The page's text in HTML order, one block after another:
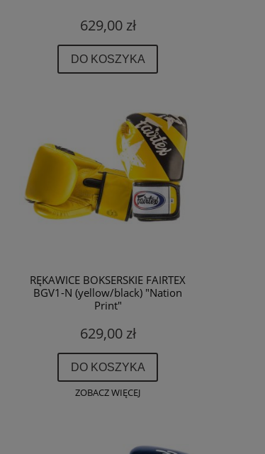
629,00 zł
DO KOSZYKA
RĘKAWICE BOKSERSKIE FAIRTEX
BGV1-N (yellow/black) "Nation
Print"
629,00 zł
DO KOSZYKA
ZOBACZ WIĘCEJ